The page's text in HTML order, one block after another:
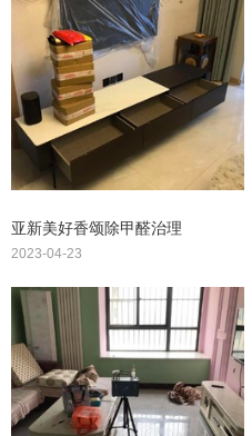
亚新美好香颂除甲醛治理
2023-04-23